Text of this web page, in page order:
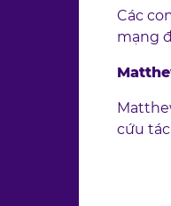
Các
mạng
cứu